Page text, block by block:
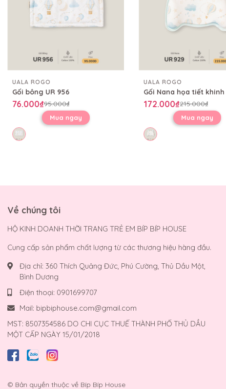
UALA ROGO
Gối bông UR 956
76.000₫95.000₫
Mua ngay
UALA ROGO
172.000₫215.000₫
Mua ngay
Về chúng tôi
HỘ KINH DOANH THỜI TRANG TRẺ EM BÍP BÍP HOUSE
Cung cấp sản phẩm chất lượng từ các thương hiệu hàng đầu.
Địa chỉ: 360 Thích Quảng Đức, Phú Cường, Thủ Dầu Một,
Bình Dương
Điện thoại: 0901699707
Mail: bipbiphouse.com@gmail.com
MST: 8507354586 DO CHI CỤC THUẾ THÀNH PHỐ THỦ DẦU
MỘT CẤP NGÀY 15/01/2018
© Bản quyền thuộc về Bíp Bíp House